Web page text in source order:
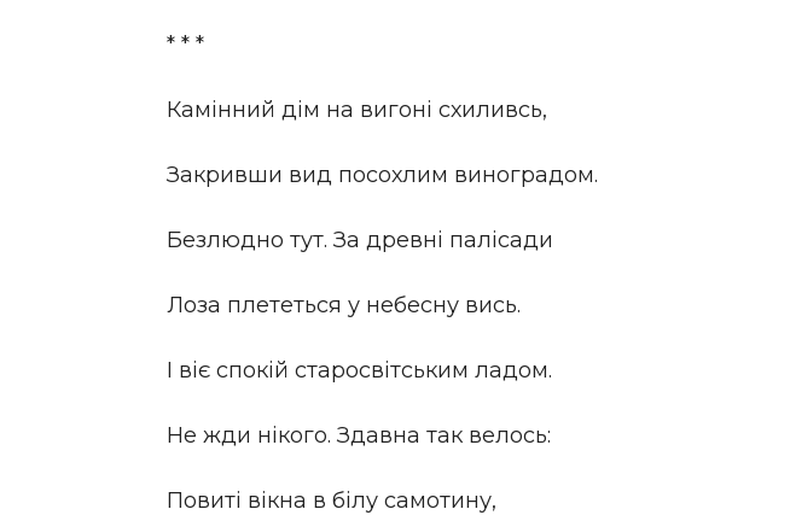
* * *
Камінний дім на вигоні схиливсь,
Закривши вид посохлим виноградом.
Безлюдно тут. За древні палісади
Лоза плететься у небесну вись.
І віє спокій старосвітським ладом.
Не жди нікого. Здавна так велось:
Повиті вікна в білу самотину,